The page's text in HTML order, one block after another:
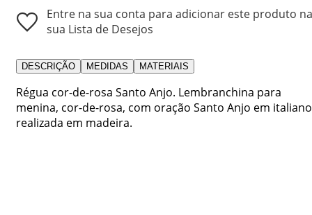
Entre na sua conta para adicionar este produto na
sua Lista de Desejos
DESCRIÇÃO MEDIDAS MATERIAIS
Régua cor-de-rosa Santo Anjo. Lembranchina para
menina, cor-de-rosa, com oração Santo Anjo em
realizada em madeira.